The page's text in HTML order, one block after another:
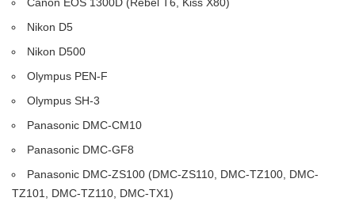
Canon EOS 1300D (Rebel T6, Kiss X80)
Nikon D5
Nikon D500
Olympus PEN-F
Olympus SH-3
Panasonic DMC-CM10
Panasonic DMC-GF8
Panasonic DMC-ZS100 (DMC-ZS110, DMC-TZ100, DMC-
TZ101, DMC-TZ110, DMC-TX1)